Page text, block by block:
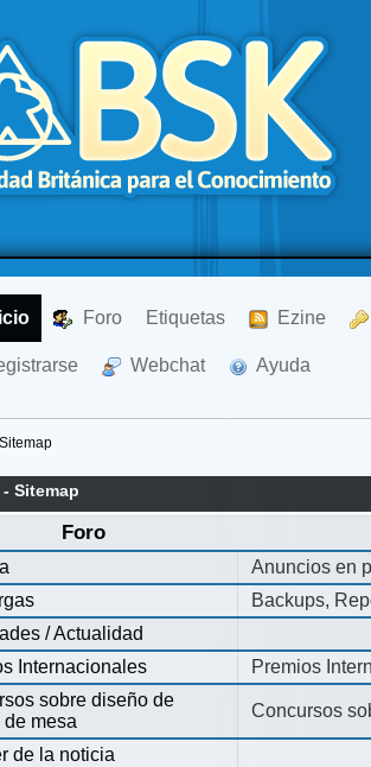
Foro Etiquetas Ezine
Webchat Ayuda
Sitemap
- Sitemap
Foro
Anuncios en
Backups,
/ Actualidad
Internacionales
Premios
sobre diseño de
de mesa
Concursos
de la noticia